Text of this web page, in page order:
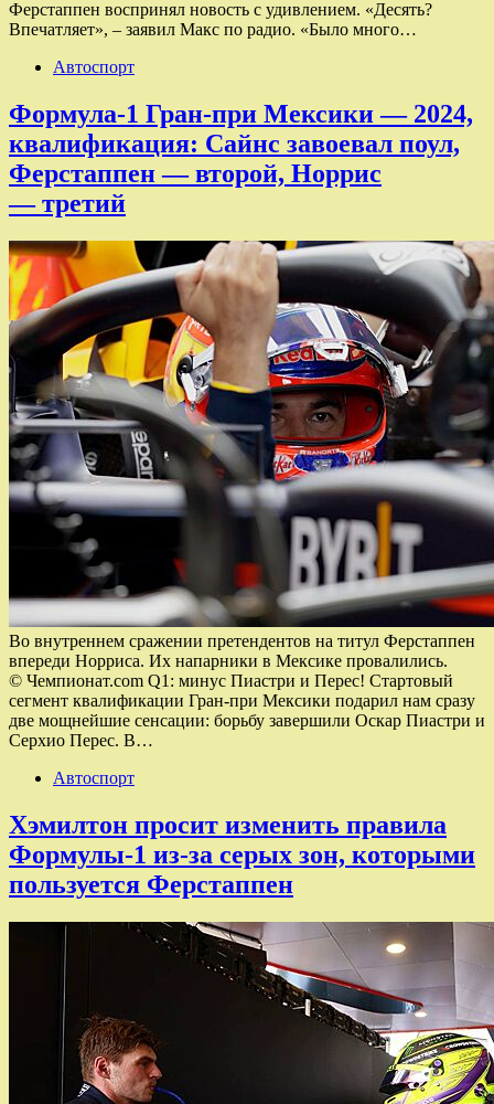
Ферстаппен воспринял новость с удивлением. «Десять?
Впечатляет», – заявил Макс по радио. «Было много…
Автоспорт
Формула-1 Гран-при Мексики — 2024,
квалификация: Сайнс завоевал поул,
Ферстаппен — второй, Норрис
— третий
Во внутреннем сражении претендентов на титул Ферстаппен
впереди Норриса. Их напарники в Мексике провалились.
© Чемпионат.com Q1: минус Пиастри и Перес! Стартовый
сегмент квалификации Гран-при Мексики подарил нам сразу
две мощнейшие сенсации: борьбу завершили Оскар Пиастри и
Серхио Перес. В…
Автоспорт
Хэмилтон просит изменить правила
Формулы-1 из-за серых зон, которыми
пользуется Ферстаппен